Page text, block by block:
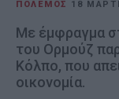
ΠΟΛΕΜΟΣ
18
Με έμφραγμα
του Ορμούζ
Κόλπο, που
οικονομία.